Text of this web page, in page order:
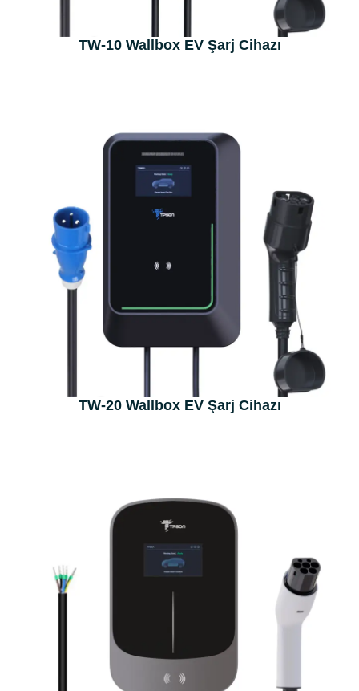
TW-10 Wallbox EV Şarj Cihazı
TW-20 Wallbox EV Şarj Cihazı